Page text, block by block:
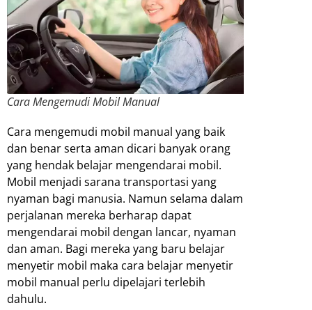
Cara Mengemudi Mobil Manual
Cara mengemudi mobil manual yang baik
dan benar serta aman dicari banyak orang
yang hendak belajar mengendarai mobil.
Mobil menjadi sarana transportasi yang
nyaman bagi manusia. Namun selama dalam
perjalanan mereka berharap dapat
mengendarai mobil dengan lancar, nyaman
dan aman. Bagi mereka yang baru belajar
menyetir mobil maka cara belajar menyetir
mobil manual perlu dipelajari terlebih
dahulu.